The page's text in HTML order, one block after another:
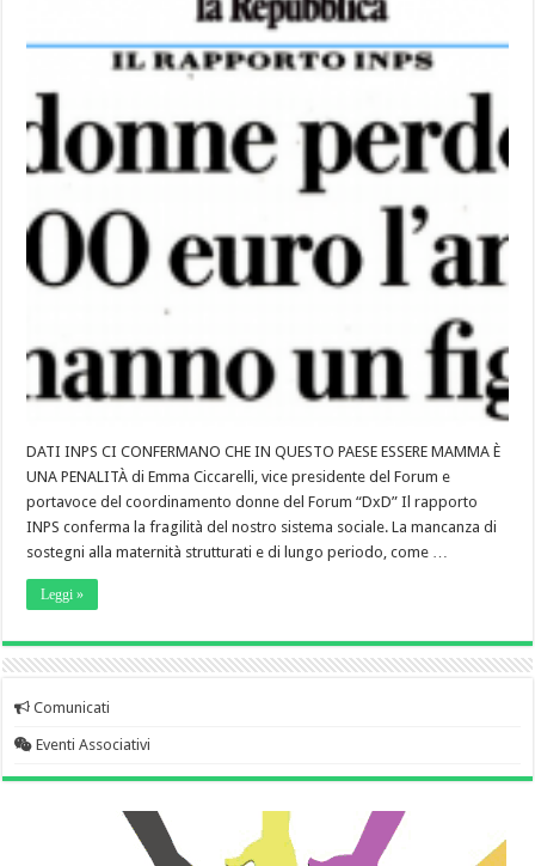
DATI INPS CI CONFERMANO CHE IN QUESTO PAESE ESSERE MAMMA È
UNA PENALITÀ di Emma Ciccarelli, vice presidente del Forum e
portavoce del coordinamento donne del Forum “DxD” Il rapporto
INPS conferma la fragilità del nostro sistema sociale. La mancanza di
sostegni alla maternità strutturati e di lungo periodo, come …
Leggi »
Comunicati
Eventi Associativi